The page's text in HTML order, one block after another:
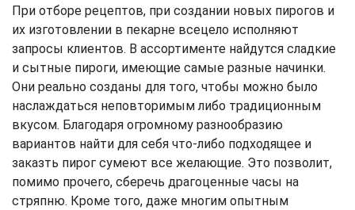
При отборе рецептов, при создании новых пирогов и
их изготовлении в пекарне всецело исполняют
запросы клиентов. В ассортименте найдутся сладкие
и сытные пироги, имеющие самые разные начинки.
Они реально созданы для того, чтобы можно было
наслаждаться неповторимым либо традиционным
вкусом. Благодаря огромному разнообразию
вариантов найти для себя что-либо подходящее и
заказть пирог сумеют все желающие. Это позволит,
помимо прочего, сберечь драгоценные часы на
стряпню. Кроме того, даже многим опытным